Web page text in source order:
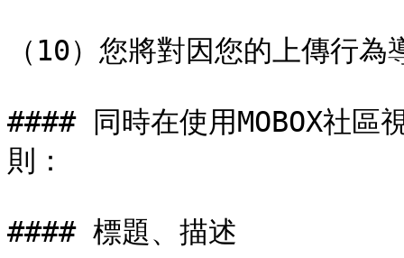
（10）您將對因您的上傳行
#### 同時在使用MOBOX社區
則：
#### 標題、描述